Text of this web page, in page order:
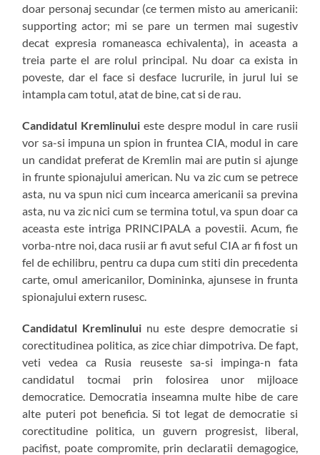
doar personaj secundar (ce termen misto au americanii:
supporting actor; mi se pare un termen mai sugestiv
decat expresia romaneasca echivalenta), in aceasta a
treia parte el are rolul principal. Nu doar ca exista in
poveste, dar el face si desface lucrurile, in jurul lui se
intampla cam totul, atat de bine, cat si de rau.
Candidatul Kremlinului este despre modul in care rusii
vor sa-si impuna un spion in fruntea CIA, modul in care
un candidat preferat de Kremlin mai are putin si ajunge
in frunte spionajului american. Nu va zic cum se petrece
asta, nu va spun nici cum incearca americanii sa previna
asta, nu va zic nici cum se termina totul, va spun doar ca
aceasta este intriga PRINCIPALA a povestii. Acum, fie
vorba-ntre noi, daca rusii ar fi avut seful CIA ar fi fost un
fel de echilibru, pentru ca dupa cum stiti din precedenta
carte, omul americanilor, Domininka, ajunsese in frunta
spionajului extern rusesc.
Candidatul Kremlinului nu este despre democratie si
corectitudinea politica, as zice chiar dimpotriva. De fapt,
veti vedea ca Rusia reuseste sa-si impinga-n fata
candidatul tocmai prin folosirea unor mijloace
democratice. Democratia inseamna multe hibe de care
alte puteri pot beneficia. Si tot legat de democratie si
corectitudine politica, un guvern progresist, liberal,
pacifist, poate compromite, prin declaratii demagogice,